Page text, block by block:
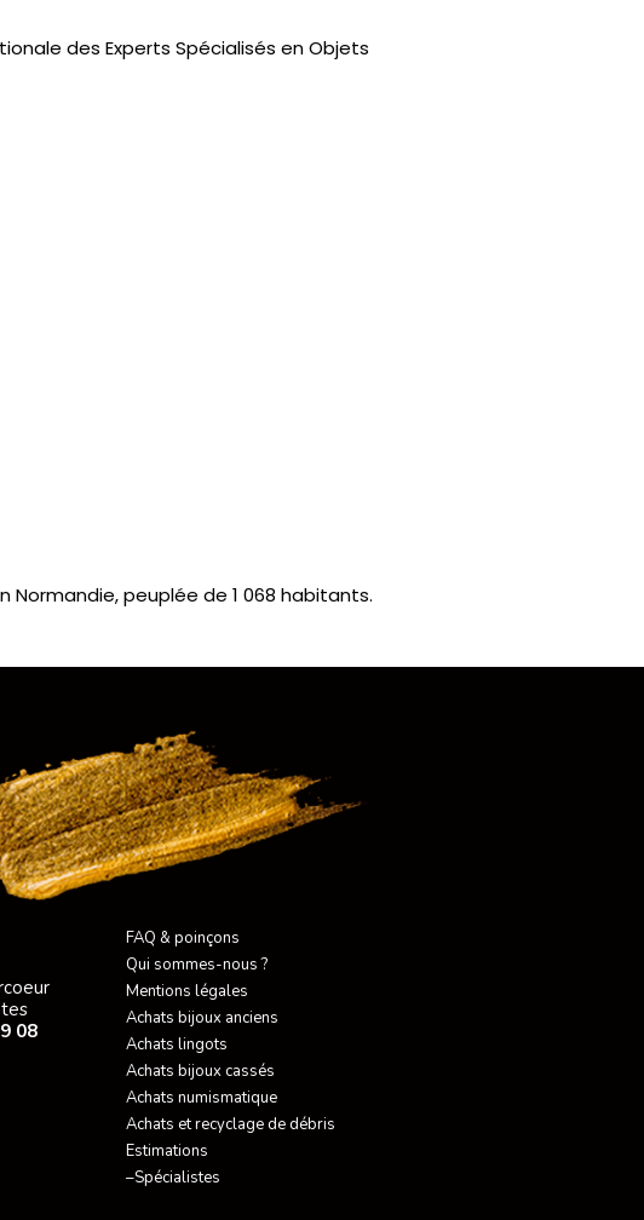
des Experts Spécialisés en Objets
peuplée de 1 068 habitants.
08
FAQ & poinçons
Qui sommes-nous ?
Mentions légales
Achats bijoux anciens
Achats lingots
Achats bijoux cassés
Achats numismatique
Achats et recyclage de débris
Estimations
–Spécialistes